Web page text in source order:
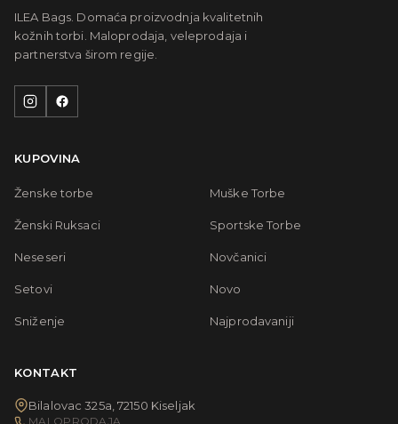
ILEA Bags. Domaća proizvodnja kvalitetnih
kožnih torbi. Maloprodaja, veleprodaja i
partnerstva širom regije.
KUPOVINA
Ženske torbe Muške Torbe
Ženski Ruksaci Sportske Torbe
Neseseri Novčanici
Setovi Novo
Sniženje Najprodavaniji
KONTAKT
Bilalovac 325a, 72150 Kiseljak
MALOPRODAJA